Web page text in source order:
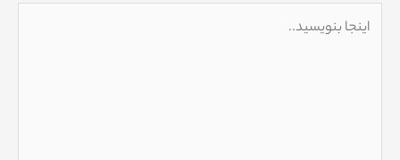
اینجا
بنویسید..